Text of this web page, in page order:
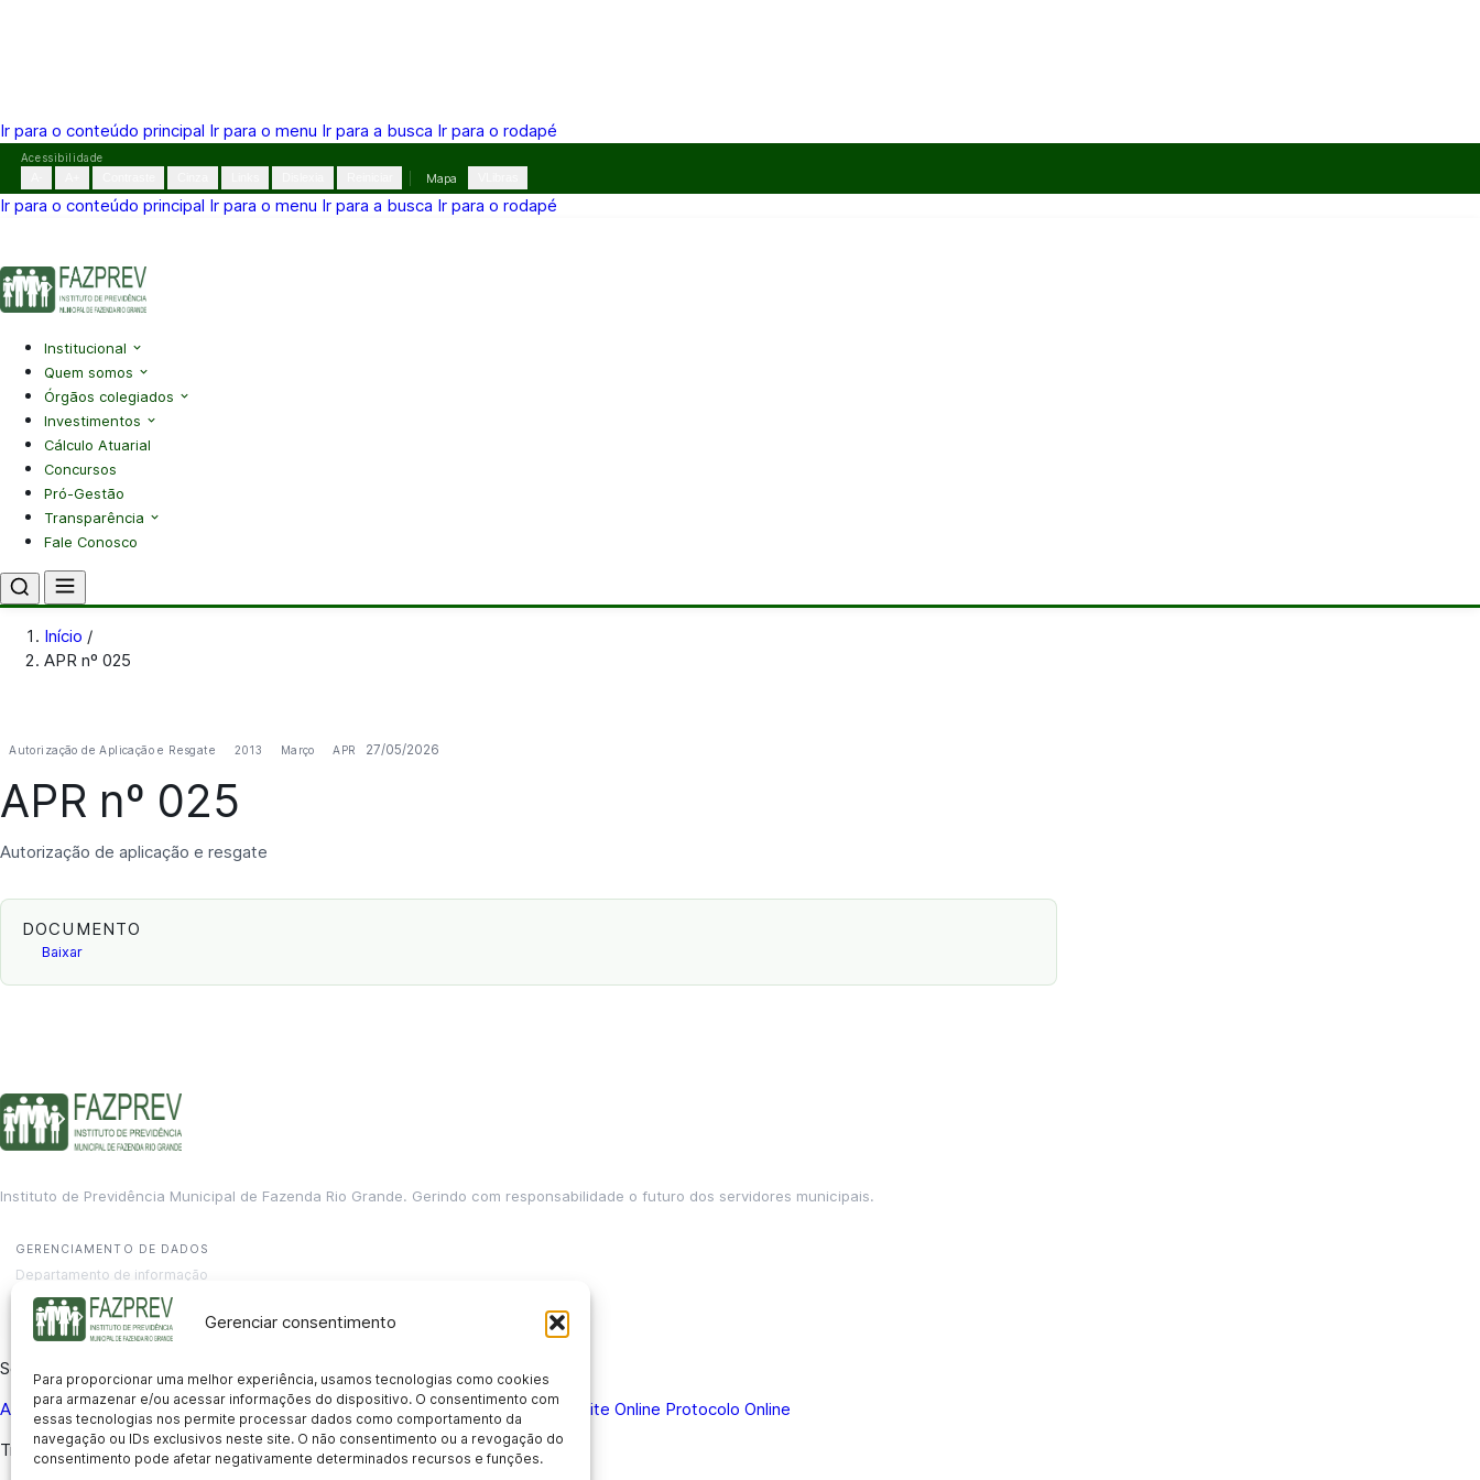
Gerenciar consentimento
Para proporcionar uma melhor experiência, usamos tecnologias como cookies
para armazenar e/ou acessar informações do dispositivo. O consentimento com
essas tecnologias nos permite processar dados como comportamento da
navegação ou IDs exclusivos neste site. O não consentimento ou a revogação do
consentimento pode afetar negativamente determinados recursos e funções.
Ir para o conteúdo principal Ir para o menu Ir para a busca Ir para o rodapé
Pular
o
Acessibilidade
Mapa
Ir para o conteúdo principal Ir para o menu Ir para a busca Ir para o rodapé
Institucional
Quem somos
Órgãos colegiados
Investimentos
Cálculo Atuarial
Concursos
Pró-Gestão
Transparência
Fale Conosco
Início /
APR nº 025
Autorização de Aplicação e Resgate 2013 Março APR 27/05/2026
APR nº 025
Autorização de aplicação e resgate
DOCUMENTO
Baixar
Instituto de Previdência Municipal de Fazenda Rio Grande. Gerindo com responsabilidade o futuro dos servidores municipais.
GERENCIAMENTO DE DADOS
Departamento de informação
contato@fazprev.pr.gov.br
(41) 3995-2146
Serviços
Aposentadoria Pensão por Morte Benefício por Invalidez Auxílio Doença Holerite Online Protocolo Online
Transparência